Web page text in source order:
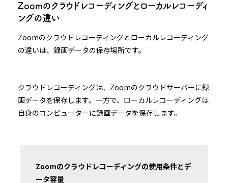
Zoomのクラウドレコーディングとローカルレコーディ
ングの違い
Zoomのクラウドレコーディングとローカルレコーディング
の違いは、録画データの保存場所です。
クラウドレコーディングは、Zoomのクラウドサーバーに録
画データを保存します。一方で、ローカルレコーディングは
自身のコンピューターに録画データを保存します。
Zoomのクラウドレコーディングの使用条件とデ
ータ容量